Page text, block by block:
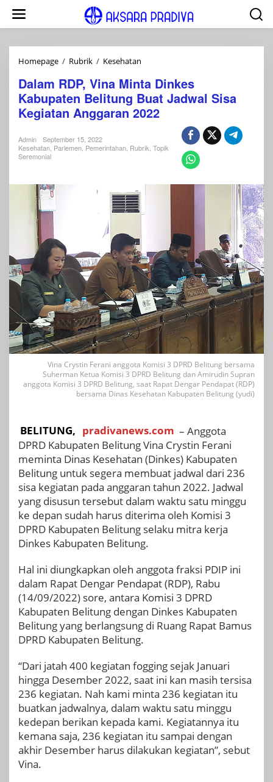
konten
Homepage / Rubrik / Kesehatan
Vina
Minta
Dinkes
Kabupaten
Jadwal
Anggaran
Dalam RDP, Vina Minta Dinkes
Kabupaten Belitung Buat Jadwal Sisa
Kegiatan Anggaran 2022
Admin
September 15, 2022
Kesehatan Parlemen Pemerintahan Rubrik Topik
Seremonial
Vina Crystin Ferani anggota Komisi 3 DPRD Belitung bersama
Suherman Ketua Komisi 3 DPRD Belitung dan Amirudin Supran
anggota Komisi 3 DPRD Belitung, saat Rapat Dengar Pendapat (RDP)
bersama Dinas Kesehatan Kabupaten Belitung (yudi)
BELITUNG, pradivanews.com – Anggota
DPRD Kabupaten Belitung Vina Crystin Ferani
meminta Dinas Kesehatan (Dinkes) Kabupaten
Belitung untuk segera membuat jadwal dari 236
sisa kegiatan pada anggaran tahun 2022. Jadwal
yang disusun tersebut dalam waktu satu minggu
ke depan sudah harus diterima oleh Komisi 3
DPRD Kabupaten Belitung selaku mitra kerja
Dinkes Kabupaten Belitung.
Hal ini diungkapkan oleh anggota fraksi PDIP ini
dalam Rapat Dengar Pendapat (RDP), Rabu
(14/09/2022) sore, antara Komisi 3 DPRD
Kabupaten Belitung dengan Dinkes Kabupaten
Belitung yang berlangsung di Ruang Rapat Bamus
DPRD Kabupaten Belitung.
“Dari jatah 400 kegiatan fogging sejak Januari
hingga Desember 2022, saat ini kan masih tersisa
236 kegiatan. Nah kami minta 236 kegiatan itu
buatkan jadwalnya, dalam waktu satu minggu
kedepan berikan kepada kami. Kegiatannya itu
kemana saja, 236 kegiatan itu sampai dengan
akhir Desember harus dilakukan kegiatan”, sebut
Vina.